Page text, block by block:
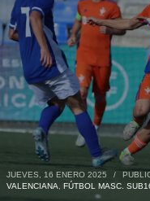
JUEVES, 16 ENERO 2025 /
VALENCIANA
FÚTBOL MASC.